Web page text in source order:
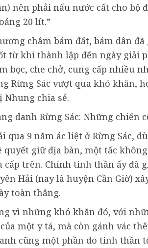
nên phải nấu nước cất cho bộ
20 lít.”
châm bám đất, bám dân
từ khi thành lập đến ngày giải
bọc, che chở, cung cấp nhiều
Rừng Sác vượt qua khó khăn,
Nhung chia sẻ.
danh Rừng Sác: Những
qua 9 năm ác liệt ở Rừng Sác,
quyết giữ địa bàn, một tấc
cấp trên. Chính tinh thần ấy đã
Hải (nay là huyện Cần Giờ)
toàn thắng.
vì những khó khăn đó, với
một y tá, mà còn gánh vác
cũng một phần do tinh thần